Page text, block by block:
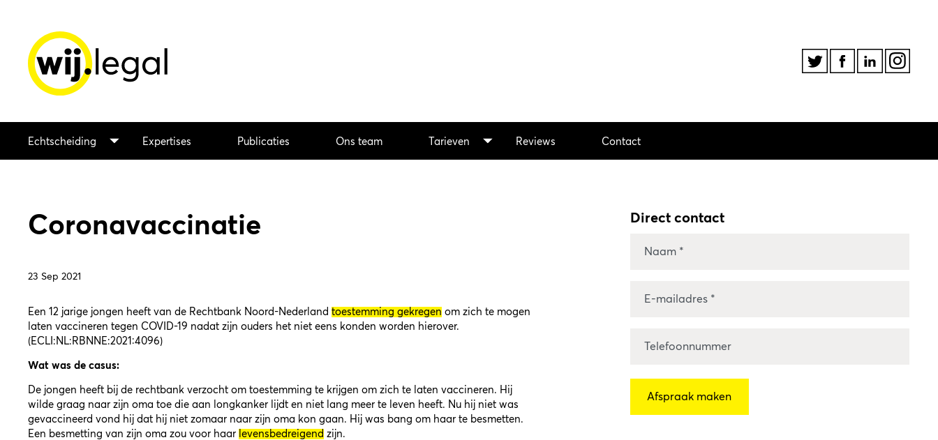
Echtscheiding Expertises Publicaties Ons team Tarieven Reviews Contact
Coronavaccinatie
23 Sep 2021
Een 12 jarige jongen heeft van de Rechtbank Noord-Nederland toestemming gekregen om zich te mogen
laten vaccineren tegen COVID-19 nadat zijn ouders het niet eens konden worden hierover.
( ECLI:NL:RBNNE:2021:4096)
Wat was de casus:
De jongen heeft bij de rechtbank verzocht om toestemming te krijgen om zich te laten vaccineren. Hij
wilde graag naar zijn oma toe die aan longkanker lijdt en niet lang meer te leven heeft. Nu hij niet was
gevaccineerd vond hij dat hij niet zomaar naar zijn oma kon gaan. Hij was bang om haar te besmetten.
Een besmetting van zijn oma zou voor haar levensbedreigend zijn.
Direct contact